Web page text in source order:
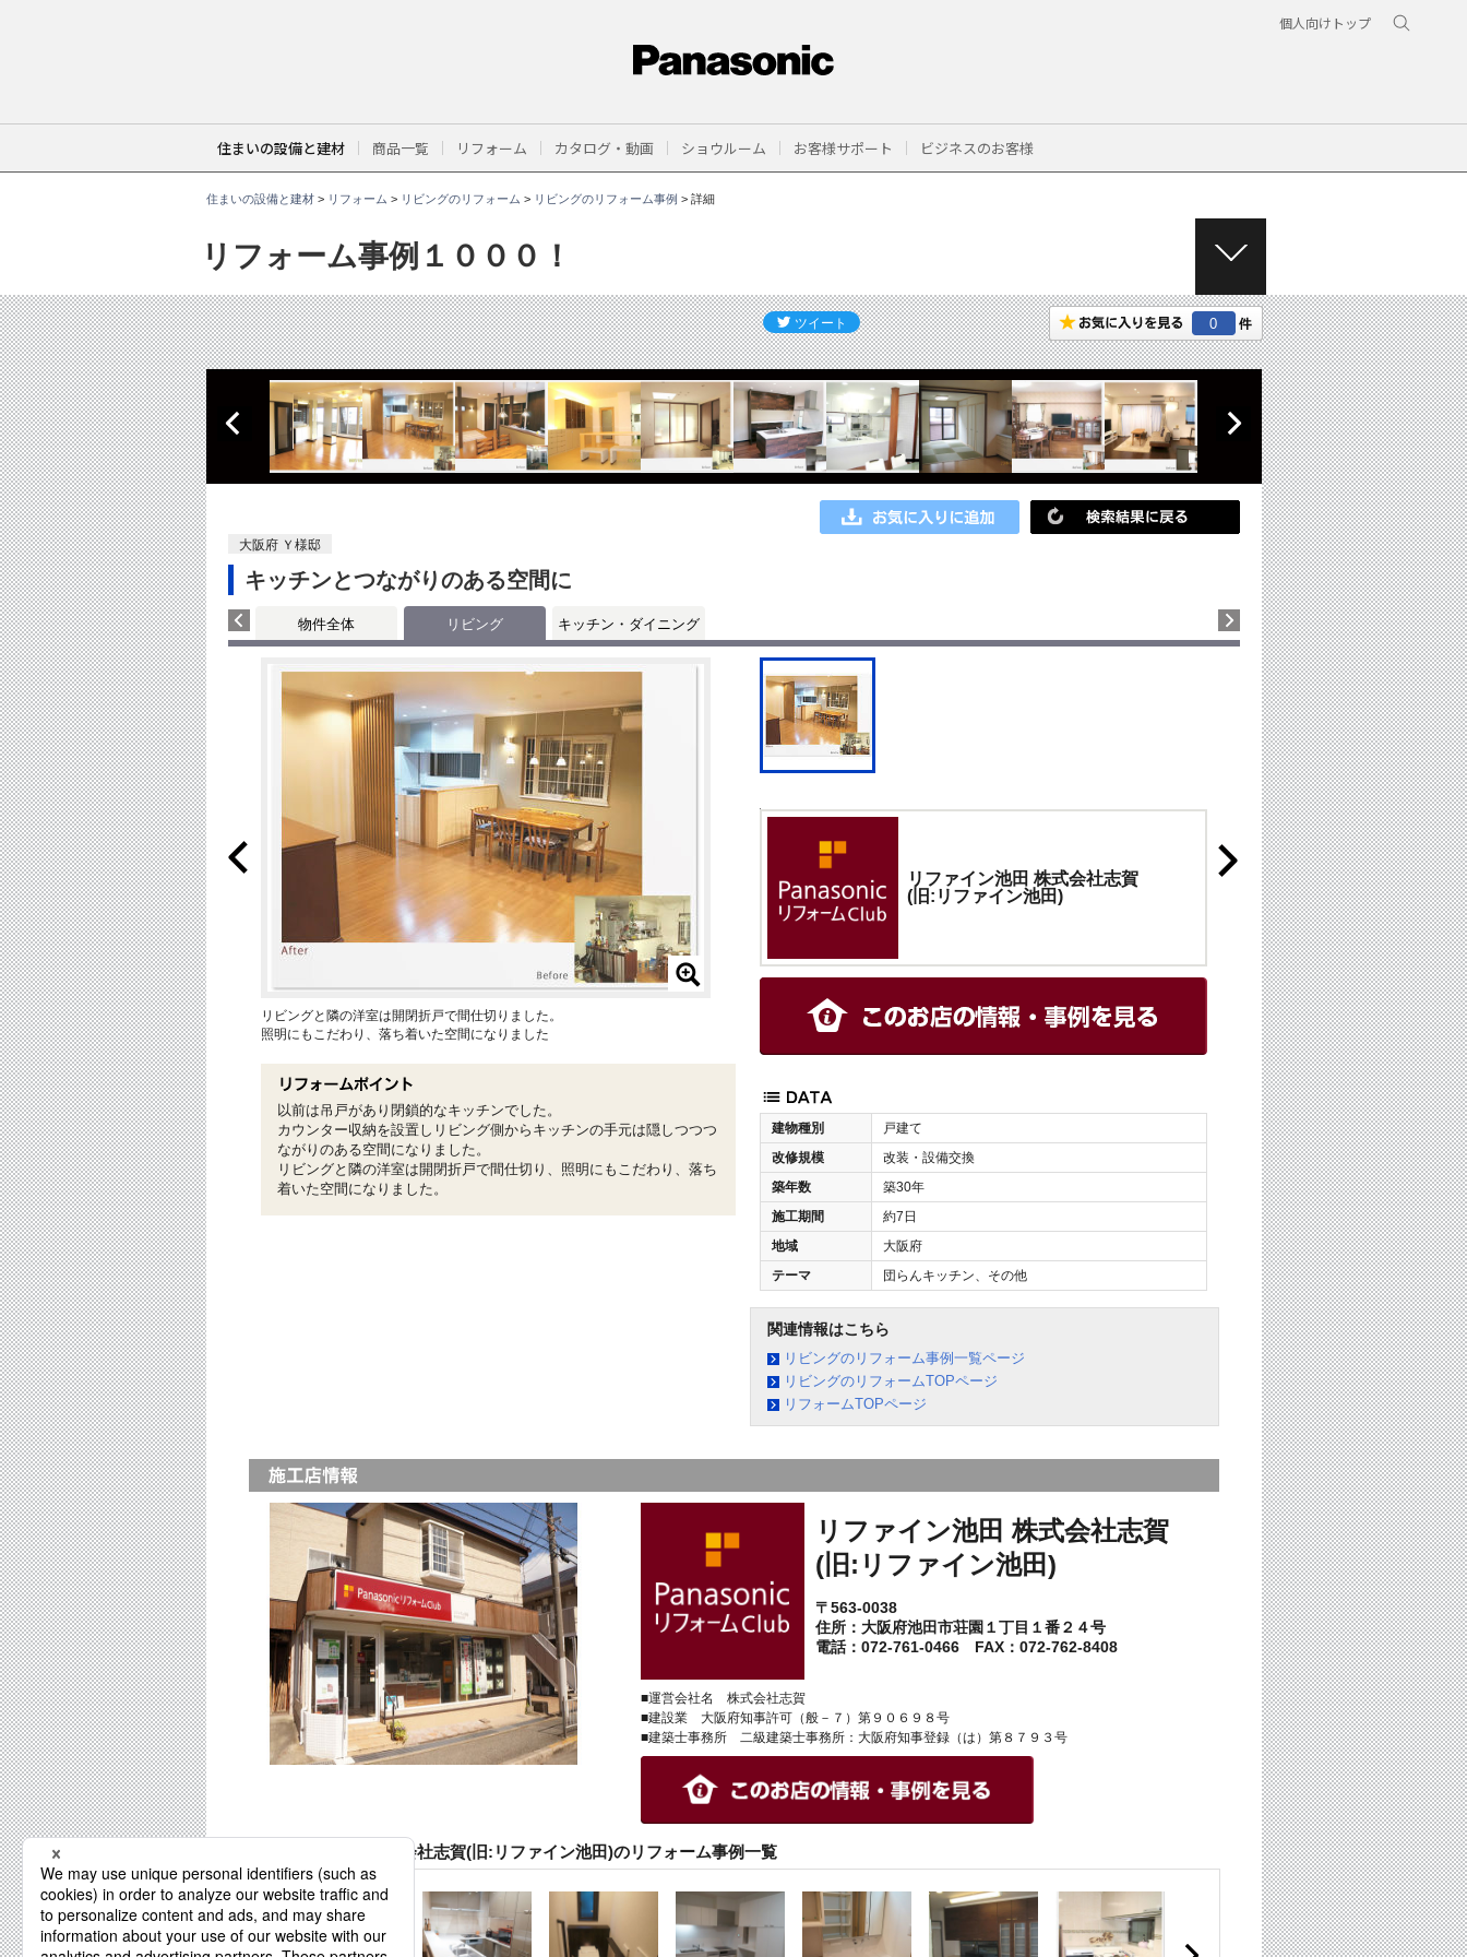
個人向けトップ
住まいの設備と建材 商品一覧 リフォーム カタログ・動画 ショウルーム お客様サポート ビジネスのお客様
住まいの設備と建材> リフォーム > リビングのリフォーム > リビングのリフォーム事例 > 詳細
リフォーム事例１０００！
E
N
。
0
大阪府 Ｙ様邸
キッチンとつながりのある空間に
物件全体 リビング キッチン・ダイニング
リファイン池田 株式会社志賀
(旧:リファイン池田)
建物種別
戸建て
改修規模
改装・設備交換
築年数
築30年
施工期間
約7日
地域
大阪府
テーマ
団らんキッチン、その他
リビングと隣の洋室は開閉折戸で間仕切りました。
照明にもこだわり、落ち着いた空間になりました
以前は吊戸があり閉鎖的なキッチンでした。
カウンター収納を設置しリビング側からキッチンの手元は隠しつつつ
ながりのある空間になりました。
リビングと隣の洋室は開閉折戸で間仕切り、照明にもこだわり、落ち
着いた空間になりました。
関連情報はこちら
リビングのリフォーム事例一覧ページ
リビングのリフォームTOPページ
リフォームTOPページ
リファイン池田 株式会社志賀
(旧:リファイン池田)
〒563-0038
住所：大阪府池田市荘園１丁目１番２４号
電話：072-761-0466 FAX：072-762-8408
■運営会社名 株式会社志賀
■建設業 大阪府知事許可（般－７）第９０６９８号
■建築士事務所 二級建築士事務所：大阪府知事登録（は）第８７９３号
リファイン池田 株式会社志賀(旧:リファイン池田)のリフォーム事例一覧